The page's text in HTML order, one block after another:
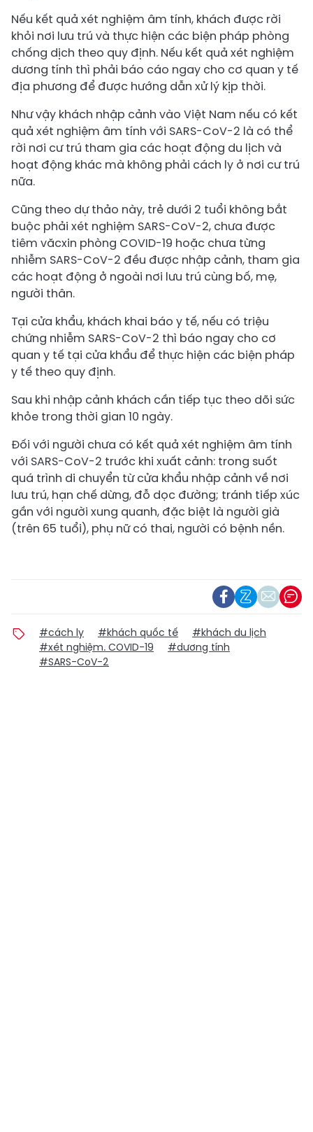
Nếu kết quả xét nghiệm âm tính, khách được rời
khỏi nơi lưu trú và thực hiện các biện pháp phòng
chống dịch theo quy định. Nếu kết quả xét nghiệm
dương tính thì phải báo cáo ngay cho cơ quan y tế
địa phương để được hướng dẫn xử lý kịp thời.
Như vậy khách nhập cảnh vào Việt Nam nếu có kết
quả xét nghiệm âm tính với SARS-CoV-2 là có thể
rời nơi cư trú tham gia các hoạt động du lịch và
hoạt động khác mà không phải cách ly ở nơi cư trú
nữa.
Cũng theo dự thảo này, trẻ dưới 2 tuổi không bắt
buộc phải xét nghiệm SARS-CoV-2, chưa được
tiêm văcxin phòng COVID-19 hoặc chưa từng
nhiễm SARS-CoV-2 đều được nhập cảnh, tham gia
các hoạt động ở ngoài nơi lưu trú cùng bố, mẹ,
người thân.
Tại cửa khẩu, khách khai báo y tế, nếu có triệu
chứng nhiễm SARS-CoV-2 thì báo ngay cho cơ
quan y tế tại cửa khẩu để thực hiện các biện pháp
y tế theo quy định.
Sau khi nhập cảnh khách cần tiếp tục theo dõi sức
khỏe trong thời gian 10 ngày.
Đối với người chưa có kết quả xét nghiệm âm tính
với SARS-CoV-2 trước khi xuất cảnh: trong suốt
quá trình di chuyển từ cửa khẩu nhập cảnh về nơi
lưu trú, hạn chế dừng, đỗ dọc đường; tránh tiếp xúc
gần với người xung quanh, đặc biệt là người già
(trên 65 tuổi), phụ nữ có thai, người có bệnh nền.
#cách ly #khách quốc tế
#khách du lịch
#xét nghiệm. COVID-19
#dương tính
#SARS-CoV-2